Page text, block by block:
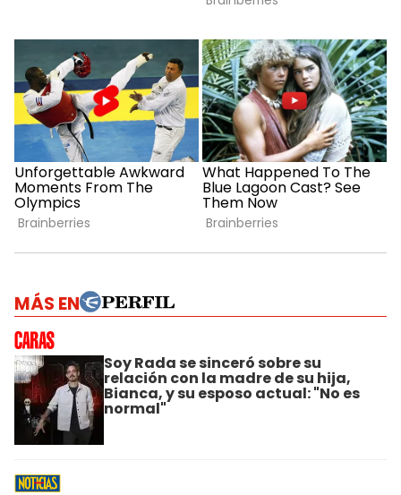
MÁS EN
Soy Rada se sinceró sobre su
relación con la madre de su hija,
Bianca, y su esposo actual: "No es
normal"